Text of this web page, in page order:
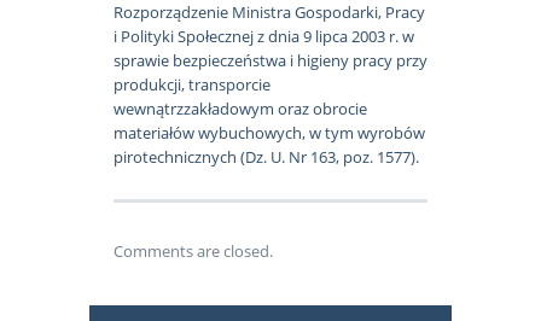
Rozporządzenie Ministra Gospodarki, Pracy
i Polityki Społecznej z dnia 9 lipca 2003 r. w
sprawie bezpieczeństwa i higieny pracy przy
produkcji, transporcie
wewnątrzzakładowym oraz obrocie
materiałów wybuchowych, w tym wyrobów
pirotechnicznych (Dz. U. Nr 163, poz. 1577).
Comments are closed.